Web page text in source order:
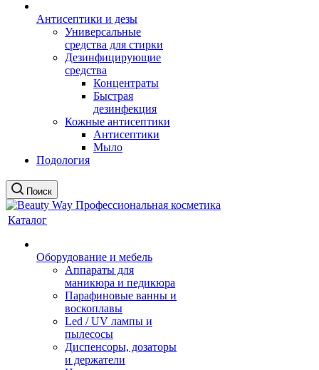
Антисептики и дезы
Универсальные
средства для стирки
Дезинфицирующие
средства
Концентраты
Быстрая
дезинфекция
Кожные антисептики
Антисептики
Мыло
Подология
Поиск
Каталог
Оборудование и мебель
Аппараты для
маникюра и педикюра
Парафиновые ванны и
воскоплавы
Led / UV лампы и
пылесосы
Диспенсоры, дозаторы
и держатели